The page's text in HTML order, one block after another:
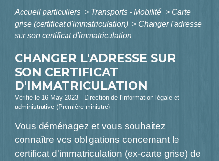
Accueil particuliers > Transports - Mobilité > Carte
grise (certificat d'immatriculation) > Changer l'adresse
sur son certificat d'immatriculation
CHANGER L'ADRESSE SUR
SON CERTIFICAT
D'IMMATRICULATION
Vérifié le 16 May 2023 - Direction de l'information légale et
administrative (Première ministre)
Vous déménagez et vous souhaitez
connaître vos obligations concernant le
certificat d'immatriculation (ex-carte grise) de